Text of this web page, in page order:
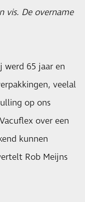
vis. De overname
werd 65 jaar en
veelal
op ons
over een
kunnen
Rob Meijns